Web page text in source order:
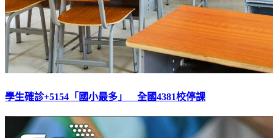
學生確診+5154「國小最多」 全國4381校停課